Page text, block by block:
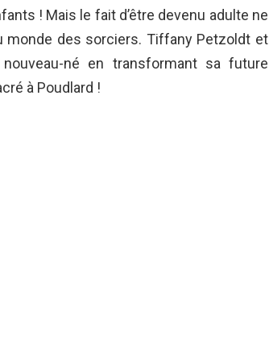
! Mais le fait d’être devenu adulte ne
monde des sorciers. Tiffany Petzoldt et
né en transformant sa future
à Poudlard !